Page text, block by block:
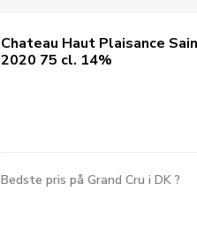
Chateau Haut Plaisance
2020 75 cl. 14%
Bedste pris på Grand Cru i DK ?